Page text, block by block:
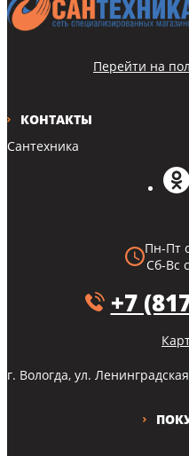
КОНТАКТЫ
Сантехника
Пн-Пт
Сб-Вс
+7
г. Вологда, ул.
Перейти на